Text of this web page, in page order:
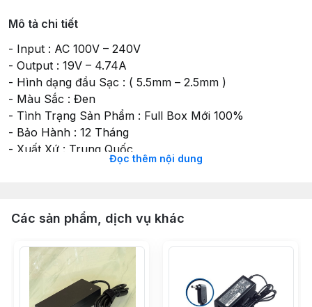
Mô tả chi tiết
- Input : AC 100V – 240V
- Output : 19V – 4.74A
- Hình dạng đầu Sạc : ( 5.5mm – 2.5mm )
- Màu Sắc : Đen
- Tình Trạng Sản Phẩm : Full Box Mới 100%
- Bảo Hành : 12 Tháng
- Xuất Xứ : Trung Quốc
- Bộ Sản Phẩm Bao Gồm : Hộp Đựng, Thân Sạc , Dây
G230,G430,G450,G455,G460,Y480,V480,
Đọc thêm nội dung
Các sản phẩm, dịch vụ khác